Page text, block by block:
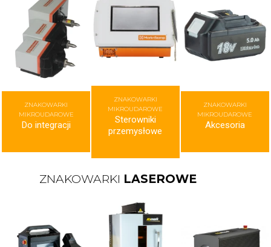
ZNAKOWARKI
MIKROUDAROWE
Do integracji
ZNAKOWARKI
MIKROUDAROWE
Sterowniki
przemysłowe
ZNAKOWARKI
MIKROUDAROWE
Akcesoria
ZNAKOWARKI LASEROWE